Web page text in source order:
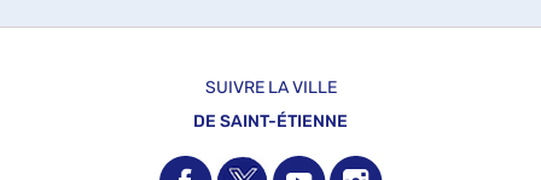
SUIVRE LA VILLE
DE SAINT-ÉTIENNE